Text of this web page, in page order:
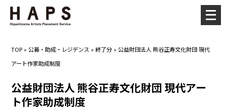
TOP »公募・助成・レジデンス »終了分 »公益財団法人 熊谷正寿文化財団 現代
アート作家助成制度
公益財団法人 熊谷正寿文化財団 現代アー
ト作家助成制度
メ
ニ
ー